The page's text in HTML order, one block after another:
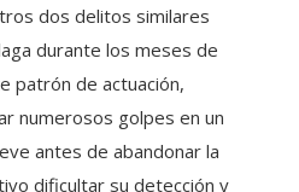
dos delitos similares
durante los meses de
patrón de actuación,
numerosos golpes en un
antes de abandonar la
dificultar su detección y